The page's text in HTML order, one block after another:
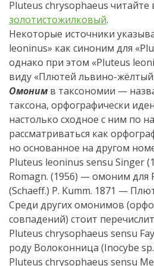
Pluteus chrysophaeus читайте
золотистожилковый.
Некоторые источники
leoninus» как синоним для
однако при этом «Pluteus
виду «Плютей львино-
Омонимв таксономии —
таксона, орфографически
настолько сходное с ним по
рассматриваться как
но основанное на другом
Pluteus leoninus sensu Singer
Romagn. (1956) — омоним для
(Schaeff.) P. Kumm. 1871 —
Среди других омонимов
совпадений) стоит
Pluteus chrysophaeus sensu
роду Волоконница (Inocybe
Pluteus chrysophaeus sensu